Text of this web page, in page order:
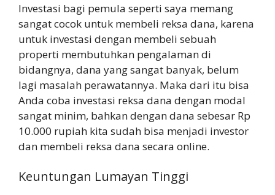
Investasi bagi pemula seperti saya memang
sangat cocok untuk membeli reksa dana, karena
untuk investasi dengan membeli sebuah
properti membutuhkan pengalaman di
bidangnya, dana yang sangat banyak, belum
lagi masalah perawatannya. Maka dari itu bisa
Anda coba investasi reksa dana dengan modal
sangat minim, bahkan dengan dana sebesar Rp
10.000 rupiah kita sudah bisa menjadi investor
dan membeli reksa dana secara online.
Keuntungan Lumayan Tinggi